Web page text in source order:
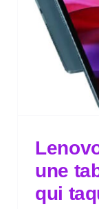
une
qui